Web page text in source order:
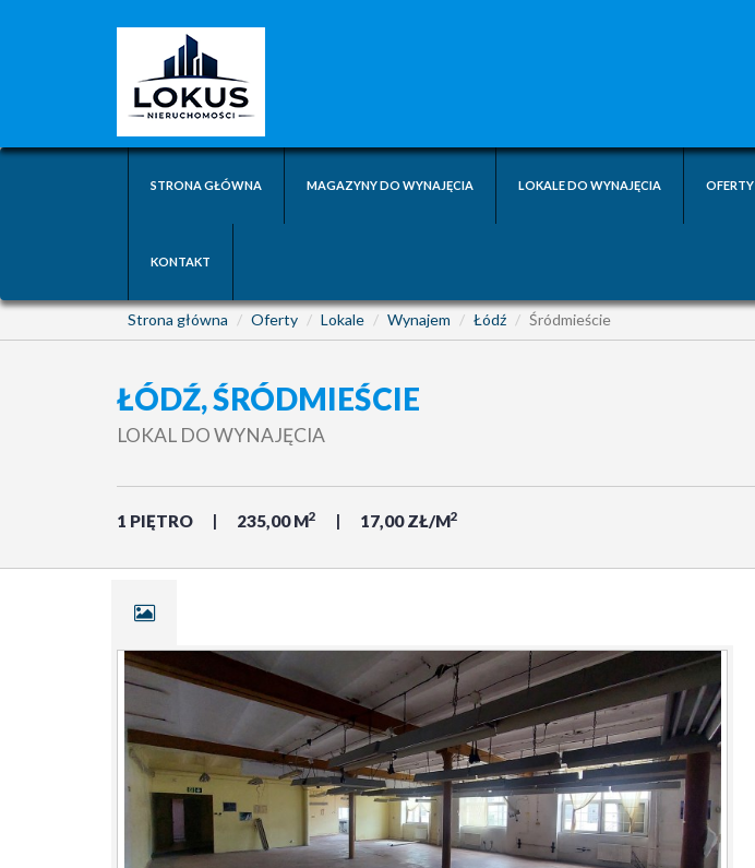
STRONA GŁÓWNA MAGAZYNY DO WYNAJĘCIA LOKALE DO WYNAJĘCIA OFERTY
KONTAKT
Strona główna Oferty Lokale Wynajem Łódź Śródmieście
ŁÓDŹ, ŚRÓDMIEŚCIE
LOKAL DO WYNAJĘCIA
1 PIĘTRO 235,00 M2 17,00 ZŁ/M2